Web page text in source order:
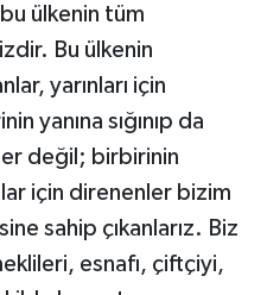
ülkenin tüm
Bu ülkenin
yarınları için
yanına sığınıp da
değil; birbirinin
için direnenler bizim
sahip çıkanlarız. Biz
esnafı, çiftçiyi,